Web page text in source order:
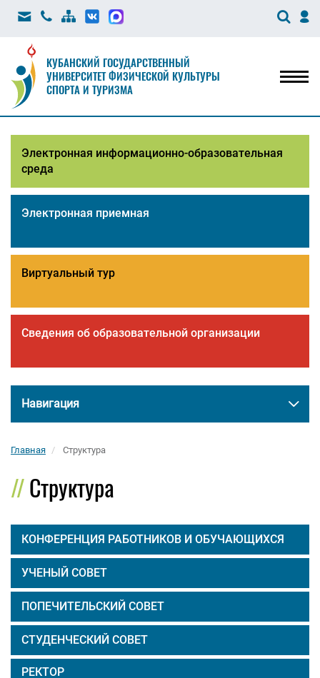
КУБАНСКИЙ ГОСУДАРСТВЕННЫЙ
УНИВЕРСИТЕТ ФИЗИЧЕСКОЙ КУЛЬТУРЫ
СПОРТА И ТУРИЗМА
Электронная информационно-образовательная
среда
Электронная приемная
Виртуальный тур
Сведения об образовательной организации
Навигация
Главная Структура
Структура
КОНФЕРЕНЦИЯ РАБОТНИКОВ И ОБУЧАЮЩИХСЯ
УЧЕНЫЙ СОВЕТ
ПОПЕЧИТЕЛЬСКИЙ СОВЕТ
СТУДЕНЧЕСКИЙ СОВЕТ
РЕКТОР